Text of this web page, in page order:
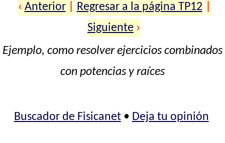
‹ Anterior Regresar a la página TP12
Siguiente ›
Ejemplo, como resolver ejercicios combinados
con potencias y raíces
Buscador de Fisicanet• Deja tu opinión